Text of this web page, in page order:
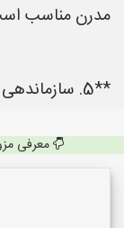
مدرن مناسب
**5. سازماندهی و
معرفی